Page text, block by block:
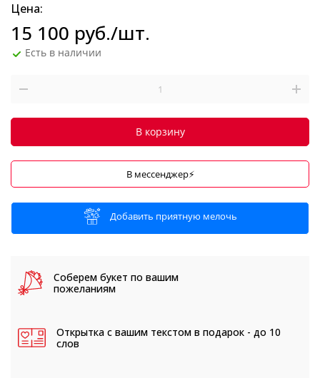
Цена:
15 100 руб./шт.
Есть в наличии
В корзину
В мессенджер⚡
Добавить приятную мелочь
Соберем букет по вашим
пожеланиям
Открытка с вашим текстом в подарок - до 10
слов